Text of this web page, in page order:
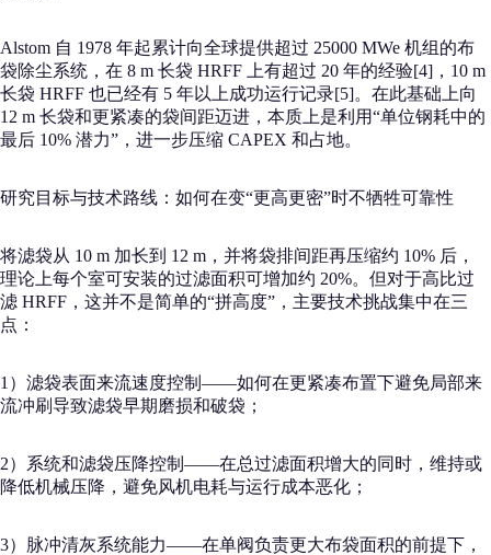
Alstom 自 1978 年起累计向全球提供超过 25000 MWe 机组的布
袋除尘系统，在 8 m 长袋 HRFF 上有超过 20 年的经验[4]，10 m
长袋 HRFF 也已经有 5 年以上成功运行记录[5]。在此基础上向
12 m 长袋和更紧凑的袋间距迈进，本质上是利用“单位钢耗中的
最后 10% 潜力”，进一步压缩 CAPEX 和占地。
研究目标与技术路线：如何在变“更高更密”时不牺牲可靠性
将滤袋从 10 m 加长到 12 m，并将袋排间距再压缩约 10% 后，
理论上每个室可安装的过滤面积可增加约 20%。但对于高比过
滤 HRFF，这并不是简单的“拼高度”，主要技术挑战集中在三
点：
1）滤袋表面来流速度控制——如何在更紧凑布置下避免局部来
流冲刷导致滤袋早期磨损和破袋；
2）系统和滤袋压降控制——在总过滤面积增大的同时，维持或
降低机械压降，避免风机电耗与运行成本恶化；
3）脉冲清灰系统能力——在单阀负责更大布袋面积的前提下，